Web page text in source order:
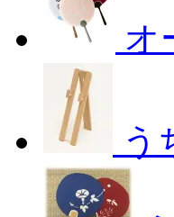
オ
う